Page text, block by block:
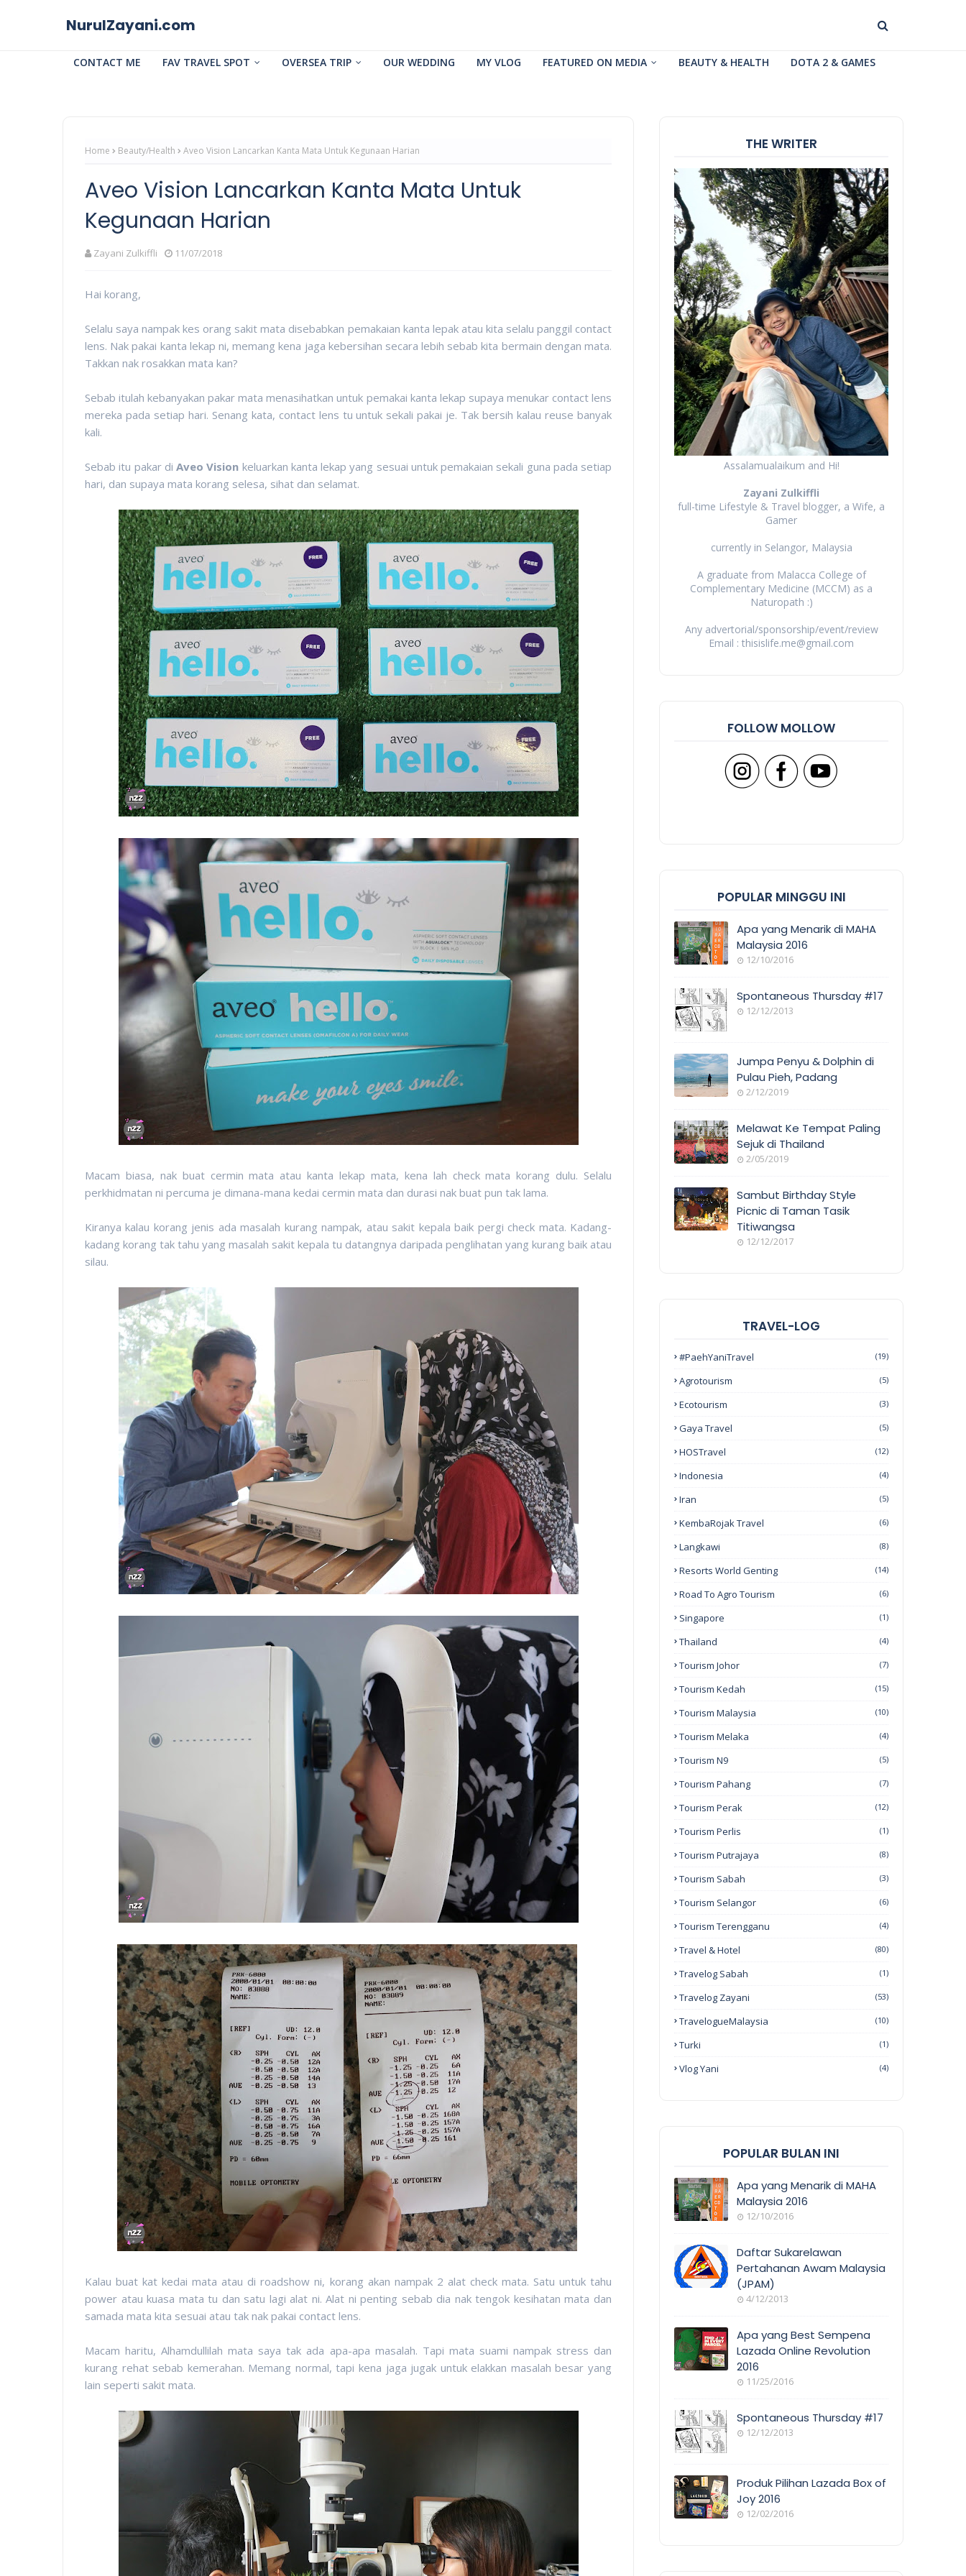
NurulZayani.com
CONTACT ME FAV TRAVEL SPOT OVERSEA TRIP OUR WEDDING MY VLOG FEATURED ON MEDIA BEAUTY & HEALTH DOTA 2 & GAMES
Home Beauty/Health Aveo Vision Lancarkan Kanta Mata Untuk Kegunaan Harian
Aveo Vision Lancarkan Kanta Mata Untuk
Kegunaan Harian
Zayani Zulkiffli 11/07/2018
Hai korang,
Selalu saya nampak kes orang sakit mata disebabkan pemakaian kanta lepak atau kita selalu panggil contact
lens. Nak pakai kanta lekap ni, memang kena jaga kebersihan secara lebih sebab kita bermain dengan mata.
Takkan nak rosakkan mata kan?
Sebab itulah kebanyakan pakar mata menasihatkan untuk pemakai kanta lekap supaya menukar contact lens
mereka pada setiap hari. Senang kata, contact lens tu untuk sekali pakai je. Tak bersih kalau reuse banyak
kali.
Sebab itu pakar di Aveo Vision keluarkan kanta lekap yang sesuai untuk pemakaian sekali guna pada setiap
hari, dan supaya mata korang selesa, sihat dan selamat.
Macam biasa, nak buat cermin mata atau kanta lekap mata, kena lah check mata korang dulu. Selalu
perkhidmatan ni percuma je dimana-mana kedai cermin mata dan durasi nak buat pun tak lama.
Kiranya kalau korang jenis ada masalah kurang nampak, atau sakit kepala baik pergi check mata. Kadang-
kadang korang tak tahu yang masalah sakit kepala tu datangnya daripada penglihatan yang kurang baik atau
silau.
Kalau buat kat kedai mata atau di roadshow ni, korang akan nampak 2 alat check mata. Satu untuk tahu
power atau kuasa mata tu dan satu lagi alat ni. Alat ni penting sebab dia nak tengok kesihatan mata dan
samada mata kita sesuai atau tak nak pakai contact lens.
Macam haritu, Alhamdullilah mata saya tak ada apa-apa masalah. Tapi mata suami nampak stress dan
kurang rehat sebab kemerahan. Memang normal, tapi kena jaga jugak untuk elakkan masalah besar yang
lain seperti sakit mata.
THE WRITER
Assalamualaikum and Hi!
Zayani Zulkiffli
full-time Lifestyle & Travel blogger, a Wife, a
Gamer
currently in Selangor, Malaysia
A graduate from Malacca College of
Complementary Medicine (MCCM) as a
Naturopath :)
Any advertorial/sponsorship/event/review
Email : thisislife.me@gmail.com
FOLLOW MOLLOW
POPULAR MINGGU INI
Apa yang Menarik di MAHA
Malaysia 2016
12/10/2016
Spontaneous Thursday #17
12/12/2013
Jumpa Penyu & Dolphin di
Pulau Pieh, Padang
2/12/2019
Melawat Ke Tempat Paling
Sejuk di Thailand
2/05/2019
Sambut Birthday Style
Picnic di Taman Tasik
Titiwangsa
12/12/2017
TRAVEL-LOG
#PaehYaniTravel (19)
Agrotourism (5)
Ecotourism (3)
Gaya Travel (5)
HOSTravel (12)
Indonesia (4)
Iran (5)
KembaRojak Travel (6)
Langkawi (8)
Resorts World Genting (14)
Road To Agro Tourism (6)
Singapore (1)
Thailand (4)
Tourism Johor (7)
Tourism Kedah (15)
Tourism Malaysia (10)
Tourism Melaka (4)
Tourism N9 (5)
Tourism Pahang (7)
Tourism Perak (12)
Tourism Perlis (1)
Tourism Putrajaya (8)
Tourism Sabah (3)
Tourism Selangor (6)
Tourism Terengganu (4)
Travel & Hotel (80)
Travelog Sabah (1)
Travelog Zayani (53)
TravelogueMalaysia (10)
Turki (1)
Vlog Yani (4)
POPULAR BULAN INI
COVERAGE
Apa yang Menarik di MAHA
Malaysia 2016
12/10/2016
Daftar Sukarelawan
Pertahanan Awam Malaysia
(JPAM)
4/12/2013
Apa yang Best Sempena
Lazada Online Revolution
2016
11/25/2016
E
Spontaneous Thursday #17
12/12/2013
Produk Pilihan Lazada Box of
Joy 2016
12/02/2016